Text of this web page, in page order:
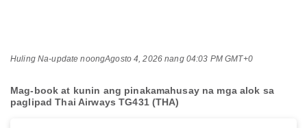
Huling Na-update noongAgosto 4, 2026 nang 04:03 PM GMT+0
Mag-book at kunin ang pinakamahusay na mga alok sa
paglipad Thai Airways TG431 (THA)